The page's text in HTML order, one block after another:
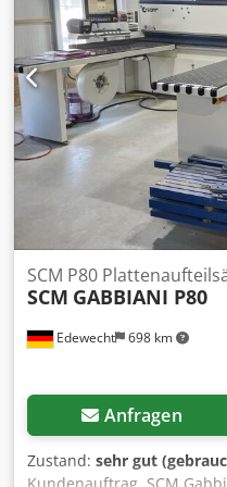
Vorritzaggregat 1,5 kW
mm Spannzangen 7 Stk
THK Führungen
Seitenausrichter
Aufstellmass L x B 6700 x
Edewecht 698 km
SCM P80
SCM GABBIANI P80
Anfragen
Zustand: sehr gut